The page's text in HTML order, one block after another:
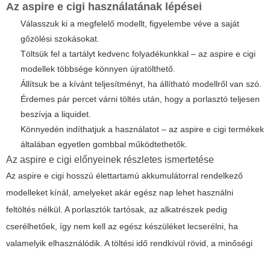
Az aspire e cigi használatának lépései
Válasszuk ki a megfelelő modellt, figyelembe véve a saját
gőzölési szokásokat.
Töltsük fel a tartályt kedvenc folyadékunkkal – az aspire e cigi
modellek többsége könnyen újratölthető.
Állítsuk be a kívánt teljesítményt, ha állítható modellről van szó.
Érdemes pár percet várni töltés után, hogy a porlasztó teljesen
beszívja a liquidet.
Könnyedén indíthatjuk a használatot – az aspire e cigi termékek
általában egyetlen gombbal működtethetők.
Az aspire e cigi előnyeinek részletes ismertetése
Az aspire e cigi hosszú élettartamú akkumulátorral rendelkező
modelleket kínál, amelyeket akár egész nap lehet használni
feltöltés nélkül. A porlasztók tartósak, az alkatrészek pedig
cserélhetőek, így nem kell az egész készüléket lecserélni, ha
valamelyik elhasználódik. A töltési idő rendkívül rövid, a minőségi